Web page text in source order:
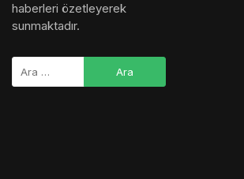
haberleri özetleyerek
sunmaktadır.